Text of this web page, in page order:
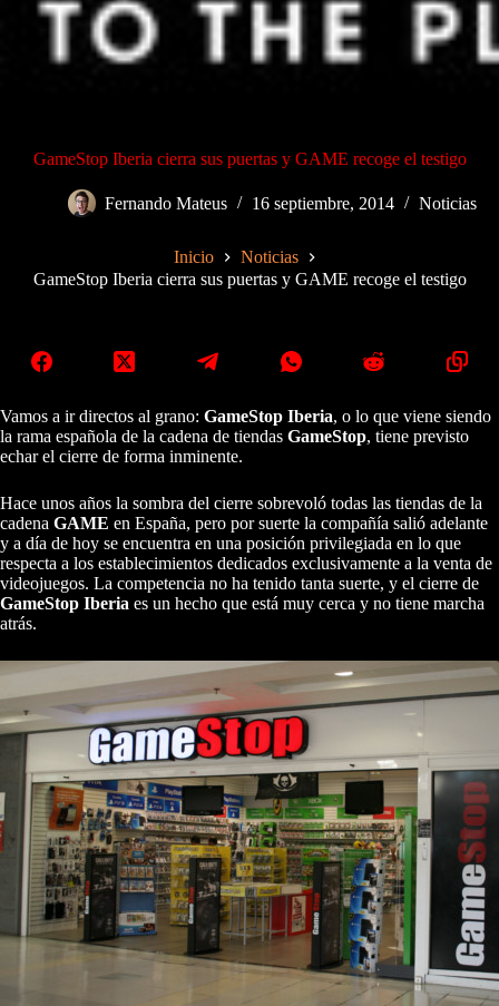
GameStop Iberia cierra sus puertas y GAME recoge el testigo
Fernando Mateus 16 septiembre, 2014 Noticias
Inicio
Noticias
GameStop Iberia cierra sus puertas y GAME recoge el testigo
Vamos a ir directos al grano: GameStop Iberia, o lo que viene siendo
la rama española de la cadena de tiendas GameStop, tiene previsto
echar el cierre de forma inminente.
Hace unos años la sombra del cierre sobrevoló todas las tiendas de la
cadena GAME en España, pero por suerte la compañía salió adelante
y a día de hoy se encuentra en una posición privilegiada en lo que
respecta a los establecimientos dedicados exclusivamente a la venta de
videojuegos. La competencia no ha tenido tanta suerte, y el cierre de
GameStop Iberia es un hecho que está muy cerca y no tiene marcha
atrás.